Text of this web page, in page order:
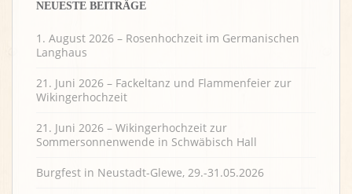
NEUESTE BEITRÄGE
1. August 2026 – Rosenhochzeit im Germanischen
Langhaus
21. Juni 2026 – Fackeltanz und Flammenfeier zur
Wikingerhochzeit
21. Juni 2026 – Wikingerhochzeit zur
Sommersonnenwende in Schwäbisch Hall
Burgfest in Neustadt-Glewe, 29.-31.05.2026